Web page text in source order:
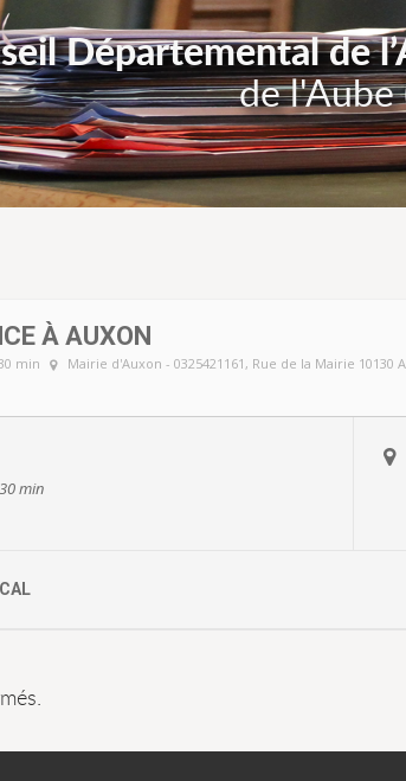
Départemental de
de l'Aube
À AUXON
min Mairie d'Auxon - 0325421161 , Rue de la Mairie 10130
min